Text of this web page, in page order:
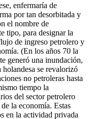
enfermaría de
por tan desorbitada y
el nombre de
tipo, para designar la
de ingreso petrolero y
(En los años 70 la
generó una inundación,
se revalorizó
no petroleras hasta
tiempo la
del sector pe­trolero
la economía. Estas
en la actividad privada